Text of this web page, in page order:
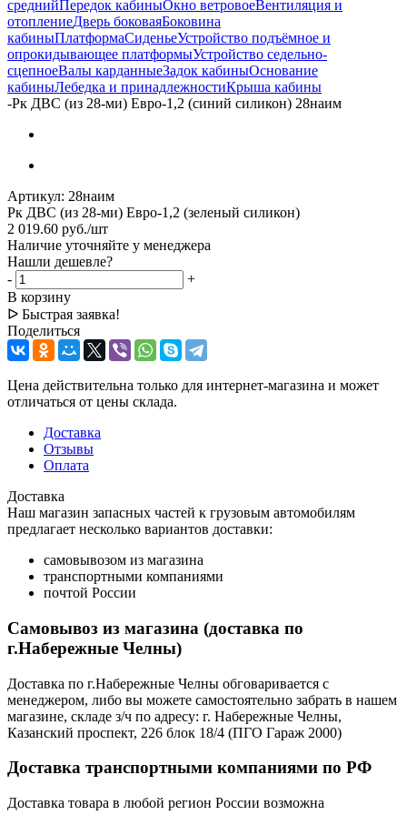
среднийПередок кабиныОкно ветровоеВентиляция и
отоплениеДверь боковаяБоковина
кабиныПлатформаСиденьеУстройство подъёмное и
опрокидывающее платформыУстройство седельно-
сцепноеВалы карданныеЗадок кабиныОснование
кабиныЛебедка и принадлежностиКрыша кабины
-Рк ДВС (из 28-ми) Евро-1,2 (синий силикон) 28наим
Артикул: 28наим
Рк ДВС (из 28-ми) Евро-1,2 (зеленый силикон)
2 019.60 руб./шт
Наличие уточняйте у менеджера
Нашли дешевле?
-
+
В корзину
ᐅ Быстрая заявка!
Поделиться
Цена действительна только для интернет-магазина и может
отличаться от цены склада.
Доставка
Отзывы
Оплата
Доставка
Наш магазин запасных частей к грузовым автомобилям
предлагает несколько вариантов доставки:
самовывозом из магазина
транспортными компаниями
почтой России
Самовывоз из магазина (доставка по
г.Набережные Челны)
Доставка по г.Набережные Челны обговаривается с
менеджером, либо вы можете самостоятельно забрать в нашем
магазине, складе з/ч по адресу: г. Набережные Челны,
Казанский проспект, 226 блок 18/4 (ПГО Гараж 2000)
Доставка транспортными компаниями по РФ
Доставка товара в любой регион России возможна